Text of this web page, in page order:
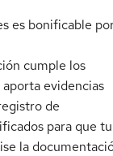
es bonificable
cumple los
evidencias
de
para que tu
la